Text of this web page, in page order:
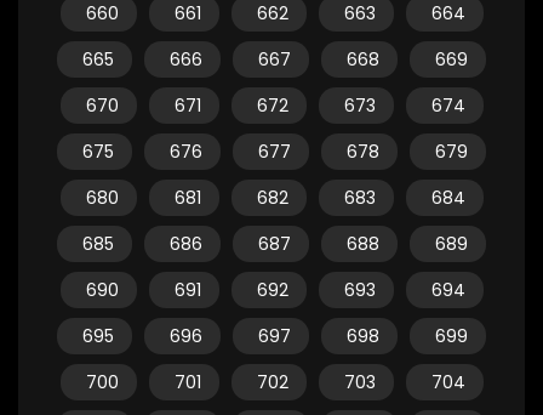
660
661 662 663
664
665
666 667 668
669
670
671 672 673
674
675
676 677 678
679
680
681 682 683
684
685
686 687 688
689
690
691 692 693
694
695
696 697 698
699
700
701 702 703
704